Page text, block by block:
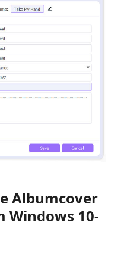
Albumcover
Windows 10-